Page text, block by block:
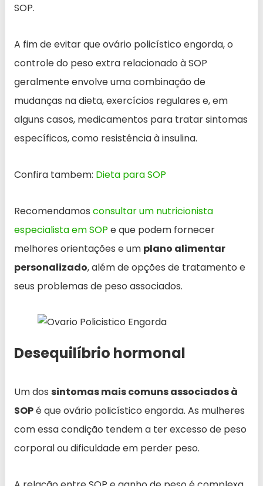
SOP.
A fim de evitar que ovário policístico engorda, o
controle do peso extra relacionado à SOP
geralmente envolve uma combinação de
mudanças na dieta, exercícios regulares e, em
alguns casos, medicamentos para tratar sintomas
específicos, como resistência à insulina.
Confira tambem: Dieta para SOP
Recomendamos consultar um nutricionista
especialista em SOP e que podem fornecer
melhores orientações e um plano alimentar
personalizado, além de opções de tratamento e
seus problemas de peso associados.
Desequilíbrio hormonal
Um dos sintomas mais comuns associados à
SOPé que ovário policístico engorda. As mulheres
com essa condição tendem a ter excesso de peso
corporal ou dificuldade em perder peso.